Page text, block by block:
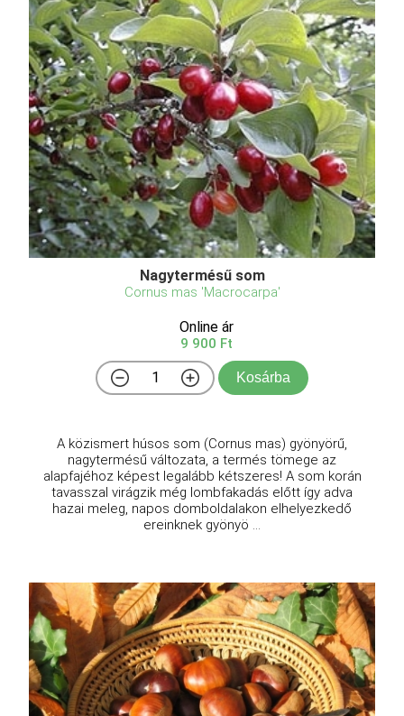
Nagytermésű som
Cornus mas 'Macrocarpa'
Online ár
9 900 Ft
Kosárba
A közismert húsos som (Cornus mas) gyönyörű,
nagytermésű változata, a termés tömege az
alapfajéhoz képest legalább kétszeres! A som korán
tavasszal virágzik még lombfakadás előtt így adva
hazai meleg, napos domboldalakon elhelyezkedő
ereinknek gyönyö ...